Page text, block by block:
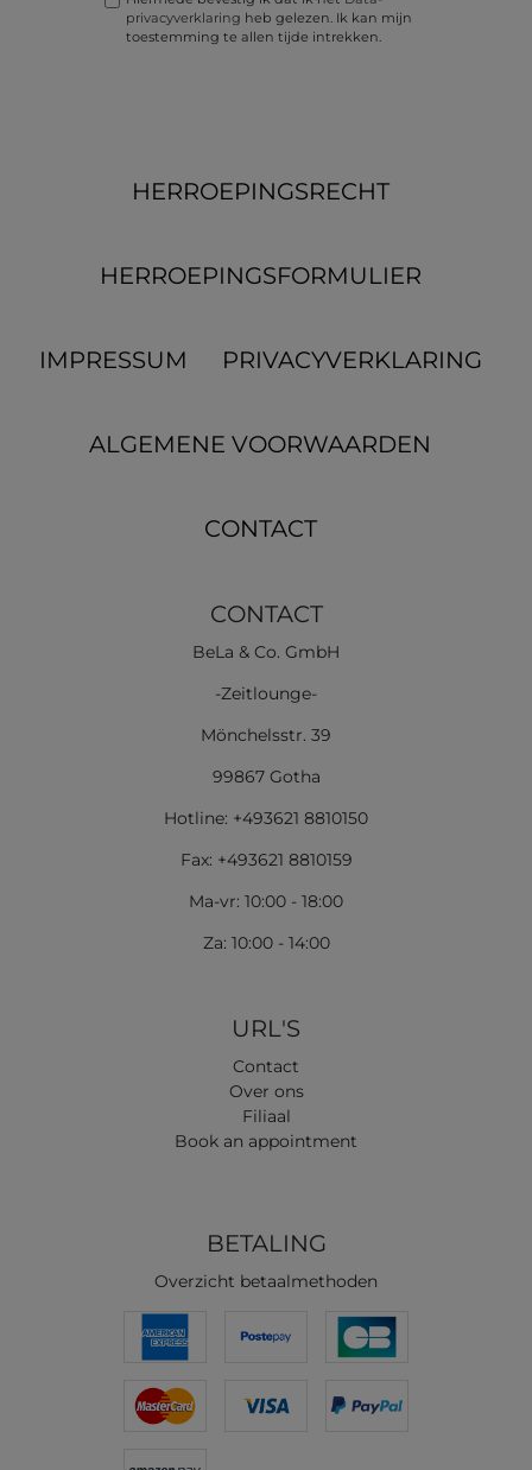
privacy­verklaring heb gelezen. Ik kan mijn
toestemming te allen tijde intrekken.
HERROEPINGS­RECHT
HERROEPINGS­FORMULIER
IMPRESSUM PRIVACYVERKLARING
ALGEMENE VOORWAARDEN
CONTACT
CONTACT
BeLa & Co. GmbH
-Zeitlounge-
Mönchelsstr. 39
99867 Gotha
Hotline: +493621 8810150
Fax: +493621 8810159
Ma-vr: 10:00 - 18:00
Za: 10:00 - 14:00
URL'S
Contact
Over ons
Filiaal
Book an appointment
BETALING
Overzicht betaalmethoden